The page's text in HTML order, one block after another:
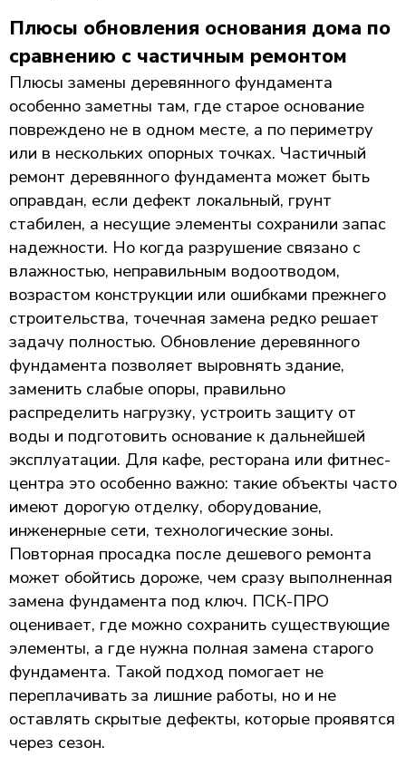
Плюсы обновления основания дома по
сравнению с частичным ремонтом
Плюсы замены деревянного фундамента
особенно заметны там, где старое основание
повреждено не в одном месте, а по периметру
или в нескольких опорных точках. Частичный
ремонт деревянного фундамента может быть
оправдан, если дефект локальный, грунт
стабилен, а несущие элементы сохранили запас
надежности. Но когда разрушение связано с
влажностью, неправильным водоотводом,
возрастом конструкции или ошибками прежнего
строительства, точечная замена редко решает
задачу полностью. Обновление деревянного
фундамента позволяет выровнять здание,
заменить слабые опоры, правильно
распределить нагрузку, устроить защиту от
воды и подготовить основание к дальнейшей
эксплуатации. Для кафе, ресторана или фитнес-
центра это особенно важно: такие объекты часто
имеют дорогую отделку, оборудование,
инженерные сети, технологические зоны.
Повторная просадка после дешевого ремонта
может обойтись дороже, чем сразу выполненная
замена фундамента под ключ. ПСК-ПРО
оценивает, где можно сохранить существующие
элементы, а где нужна полная замена старого
фундамента. Такой подход помогает не
переплачивать за лишние работы, но и не
оставлять скрытые дефекты, которые проявятся
через сезон.